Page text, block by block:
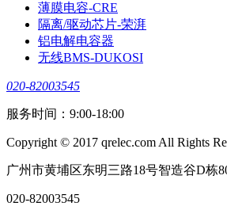
薄膜电容-CRE
隔离/驱动芯片-荣湃
铝电解电容器
无线BMS-DUKOSI
020-82003545
服务时间：9:00-18:00
Copyright © 2017 qrelec.com All Rights
广州市黄埔区东明三路18号智造谷D栋
020-82003545